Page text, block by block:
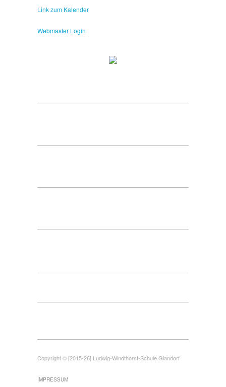
Link zum Kalender
Webmaster Login
Copyright © [2015-26] Ludwig-Windthorst-Schule Glandorf
IMPRESSUM